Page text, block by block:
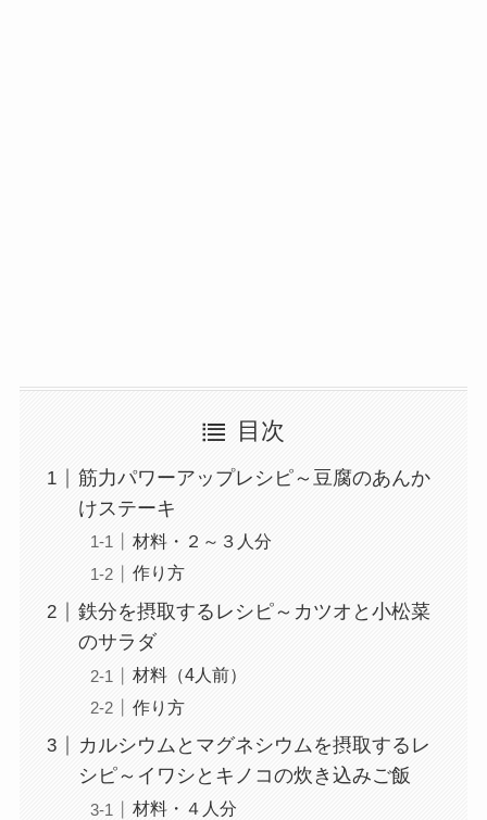
目次
筋力パワーアップレシピ～豆腐のあんか
けステーキ
材料・２～３人分
作り方
鉄分を摂取するレシピ～カツオと小松菜
のサラダ
材料（4人前）
作り方
カルシウムとマグネシウムを摂取するレ
シピ～イワシとキノコの炊き込みご飯
材料・４人分